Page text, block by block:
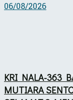
06/08/2026
KRI NALA-363
MUTIARA